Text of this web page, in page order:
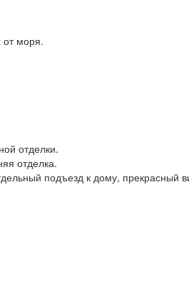
от моря.
отделки.
отделка.
подъезд к дому, прекрасный